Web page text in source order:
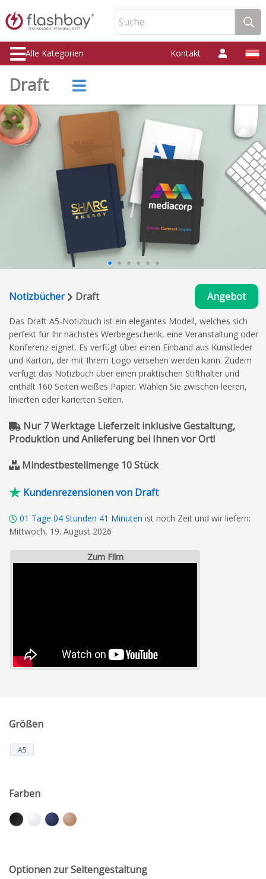
Suche
Alle Kategorien Kontakt
Draft
Notizbücher Draft Angebot
Das Draft A5-Notizbuch ist ein elegantes Modell, welches sich
perfekt für Ihr nächstes Werbegeschenk, eine Veranstaltung oder
Konferenz eignet. Es verfügt über einen Einband aus Kunstleder
und Karton, der mit Ihrem Logo versehen werden kann. Zudem
verfügt das Notizbuch über einen praktischen Stifthalter und
enthält 160 Seiten weißes Papier. Wählen Sie zwischen leeren,
linierten oder karierten Seiten.
Nur 7 Werktage Lieferzeit inklusive Gestaltung,
Produktion und Anlieferung bei Ihnen vor Ort!
Mindestbestellmenge 10 Stück
Kundenrezensionen von Draft
01 Tage 04 Stunden 41 Minuten ist noch Zeit und wir liefern:
Mittwoch, 19. August 2026
Zum Film
Größen
A5
Farben
Optionen zur Seitengestaltung